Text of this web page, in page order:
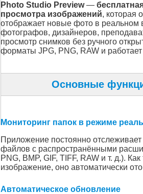
Photo Studio Preview—
просмотра изображений, которая
отображает новые фото в реальном
фотографов, дизайнеров,
просмотр снимков без ручного
форматы JPG, PNG, RAW и
Основные
Мониторинг папок в режиме
Приложение постоянно
файлов с распространёнными
PNG, BMP, GIF, TIFF, RAW и т. д.).
изображение, оно автоматически
Автоматическое обновление